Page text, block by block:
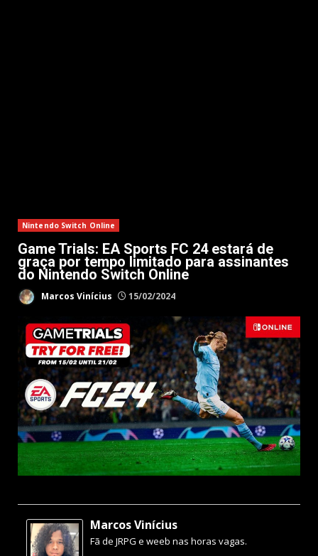
Nintendo Switch Online
Game Trials: EA Sports FC 24 estará de
graça por tempo limitado para assinantes
do Nintendo Switch Online
Marcos Vinícius 15/02/2024
Marcos Vinícius
Fã de JRPG e weeb nas horas vagas.